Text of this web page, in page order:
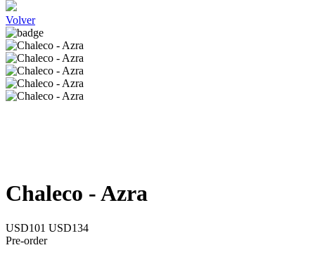
Volver
Chaleco - Azra
USD101 USD134
Pre-order